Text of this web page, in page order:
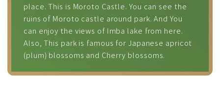
place. This is Moroto Castle. You can see the
ruins of Moroto castle around park. And You
can enjoy the views of Imba lake from here.
Also, This park is famous for Japanese apricot
(plum) blossoms and Cherry blossoms.